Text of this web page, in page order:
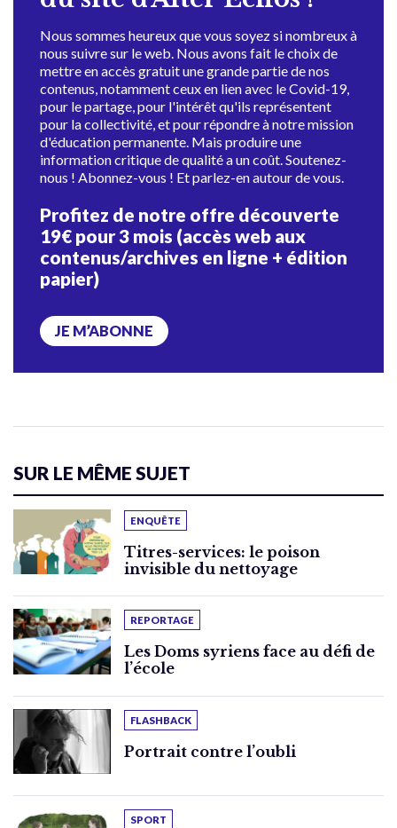
Nous sommes heureux que vous soyez si nombreux à
nous suivre sur le web. Nous avons fait le choix de
mettre en accès gratuit une grande partie de nos
contenus, notamment ceux en lien avec le Covid-19,
pour le partage, pour l'intérêt qu'ils représentent
pour la collectivité, et pour répondre à notre mission
d'éducation permanente. Mais produire une
information critique de qualité a un coût. Soutenez-
nous ! Abonnez-vous ! Et parlez-en autour de vous.
Profitez de notre offre découverte
19€ pour 3 mois (accès web aux
contenus/archives en ligne + édition
papier)
JE M’ABONNE
SUR LE MÊME SUJET
ENQUÊTE
Titres-services: le poison
invisible du nettoyage
REPORTAGE
Les Doms syriens face au défi de
l’école
FLASHBACK
Portrait contre l’oubli
SPORT